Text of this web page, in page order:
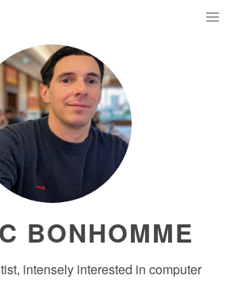
BONHOMME
intensely interested in computer